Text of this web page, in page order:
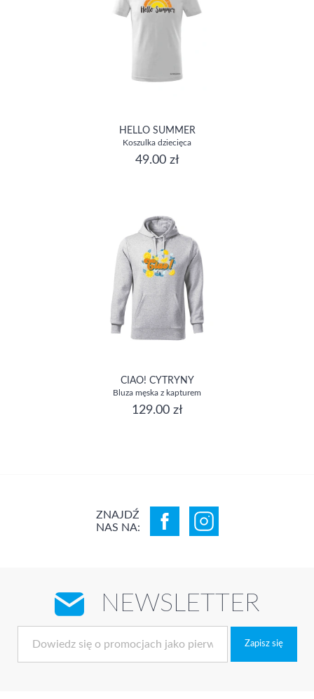
HELLO SUMMER
Koszulka dziecięca
49.00 zł
CIAO! CYTRYNY
Bluza męska z kapturem
129.00 zł
ZNAJDŹ
NAS NA:
NEWSLETTER
Zapisz się